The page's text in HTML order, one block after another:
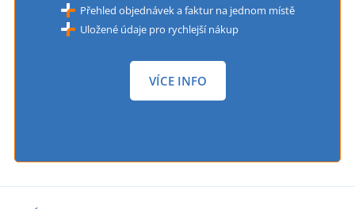
Přehled objednávek a faktur na jednom místě
Uložené údaje pro rychlejší nákup
VÍCE INFO